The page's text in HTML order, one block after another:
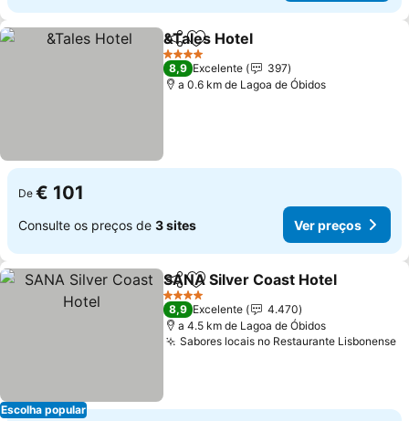
PartilharAdicionar aos favoritos
&Tales Hotel
4 Estrelas
8,9 Excelente
397
a 0.6 km de Lagoa de Óbidos
De € 101
Consulte os preços de 3 sites Ver preços
Escolha popular
PartilharAdicionar aos favoritos
SANA Silver Coast Hotel
4 Estrelas
8,9 Excelente
4.470
a 4.5 km de Lagoa de Óbidos
Sabores locais no Restaurante Lisbonense